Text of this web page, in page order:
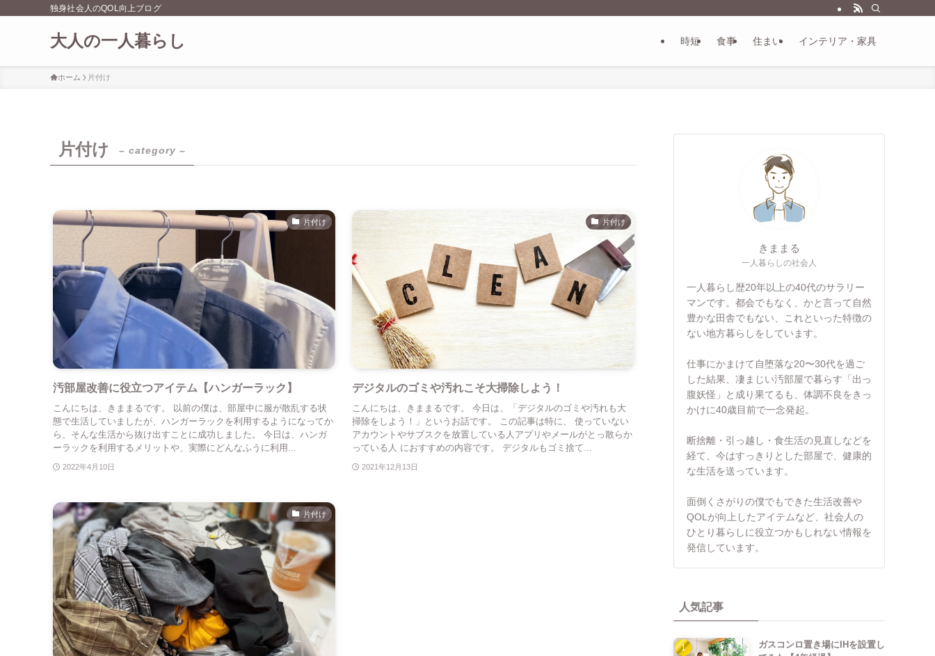
独身社会人のQOL向上ブログ
大人の一人暮らし 時短 食事 住まい インテリア・家具
ホーム 片付け
片付け – category –
片付け
汚部屋改善に役立つアイテム【ハンガーラック】
こんにちは、きままるです。 以前の僕は、部屋中に服が散乱する状
態で生活していましたが、ハンガーラックを利用するようになってか
ら、そんな生活から抜け出すことに成功しました。 今日は、ハンガ
ーラックを利用するメリットや、実際にどんなふうに利用...
2022年4月10日
片付け
デジタルのゴミや汚れこそ大掃除しよう！
こんにちは、きままるです。 今日は、「デジタルのゴミや汚れも大
掃除をしよう！」というお話です。 この記事は特に、 使っていない
アカウントやサブスクを放置している人アプリやメールがとっ散らか
っている人 におすすめの内容です。 デジタルもゴミ捨て...
2021年12月13日
片付け
きままる
一人暮らしの社会人
一人暮らし歴20年以上の40代のサラリー
マンです。都会でもなく、かと言って自然
豊かな田舎でもない、これといった特徴の
ない地方暮らしをしています。
仕事にかまけて自堕落な20〜30代を過ご
した結果、凄まじい汚部屋で暮らす「出っ
腹妖怪」と成り果てるも、体調不良をきっ
かけに40歳目前で一念発起。
断捨離・引っ越し・食生活の見直しなどを
経て、今はすっきりとした部屋で、健康的
な生活を送っています。
面倒くさがりの僕でもできた生活改善や
QOLが向上したアイテムなど、社会人の
ひとり暮らしに役立つかもしれない情報を
発信しています。
人気記事
ガスコンロ置き場にIHを設置し